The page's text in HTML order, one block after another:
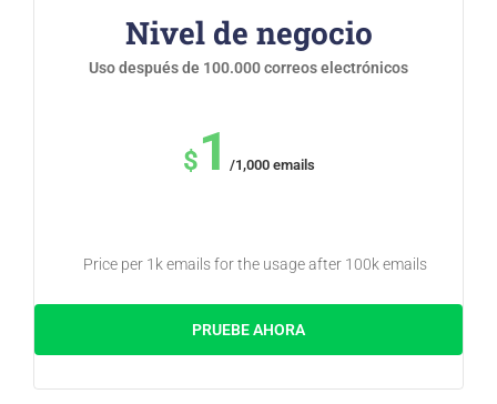
Nivel de negocio
Uso después de 100.000 correos electrónicos
$1 /1,000 emails
Price per 1k emails for the usage after 100k emails
PRUEBE AHORA